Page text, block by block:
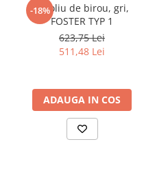
-18%
Fotoliu de birou, gri,
FOSTER TYP 1
623,75 Lei
511,48 Lei
ADAUGA IN COS